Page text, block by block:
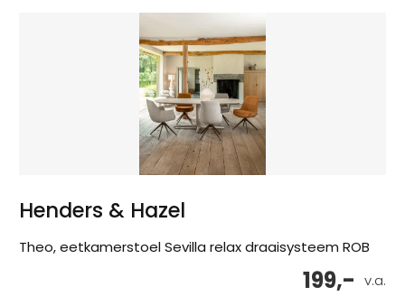
Henders & Hazel
Theo, eetkamerstoel Sevilla relax draaisysteem ROB
v.a.
199,-